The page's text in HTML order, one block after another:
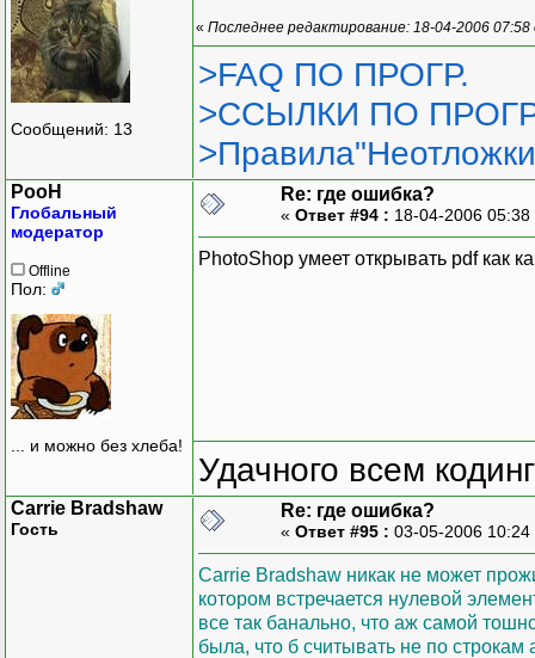
Сообщений: 13
« Последнее редактирование: 18-04-2006
>FAQ ПО ПРОГР.
>ССЫЛКИ ПО
PooH
Глобальный
модератор
Offline
Пол:
... и можно без хлеба!
Re: где ошибка?
« Ответ #94 : 18-04-2006
PhotoShop умеет открывать pdf как
Удачного всем
Carrie Bradshaw
Гость
Re: где ошибка?
« Ответ #95 : 03-05-2006
Carrie Bradshaw никак не может
котором встречается нулевой
все так банально, что аж самой
была, что б считывать не по строкам